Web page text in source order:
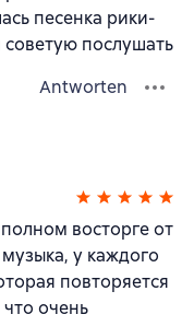
песенка рики-
послушать
Antworten
восторге от
у каждого
повторяется
очень